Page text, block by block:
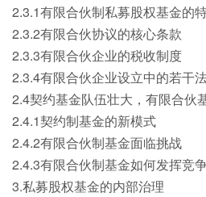
2.3.1有限合伙制私募股权基金的
2.3.2有限合伙协议的核心条款
2.3.3有限合伙企业的税收制度
2.3.4有限合伙企业设立中的若干
2.4契约基金队伍壮大，有限合伙
2.4.1契约制基金的新模式
2.4.2有限合伙制基金面临挑战
2.4.3有限合伙制基金如何发挥竞
3.私募股权基金的内部治理